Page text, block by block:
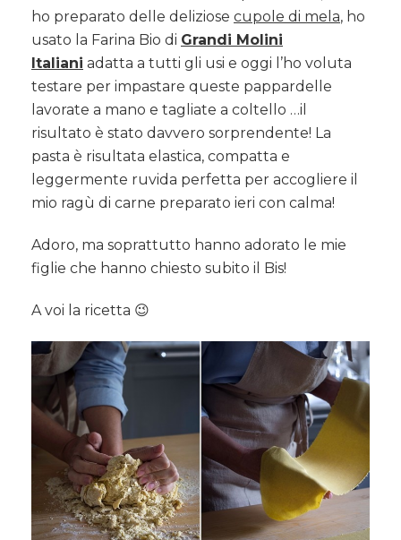
ho preparato delle deliziose cupole di mela, ho
usato la Farina Bio di Grandi Molini
Italiani adatta a tutti gli usi e oggi l’ho voluta
testare per impastare queste pappardelle
lavorate a mano e tagliate a coltello …il
risultato è stato davvero sorprendente! La
pasta è risultata elastica, compatta e
leggermente ruvida perfetta per accogliere il
mio ragù di carne preparato ieri con calma!
Adoro, ma soprattutto hanno adorato le mie
figlie che hanno chiesto subito il Bis!
A voi la ricetta 😉